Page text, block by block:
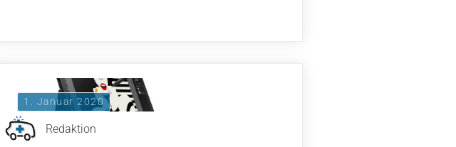
1. Januar 2020
Redaktion